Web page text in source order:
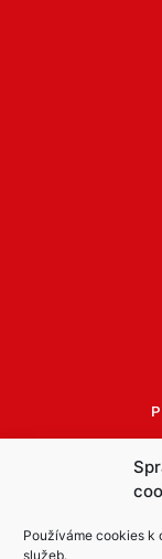
Používáme cookies k
služeb.